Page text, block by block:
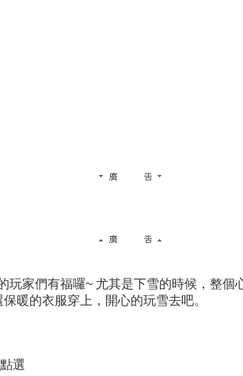
玩家們有福囉~ 尤其是下雪的時候，整個
暖的衣服穿上，開心的玩雪去吧。
選